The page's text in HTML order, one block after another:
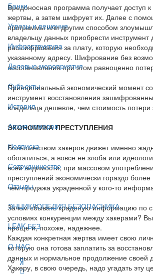
Банки
Угрозы и решения
Инфраструктура
Деловые мероприятия
Субъекты
История
Архив номеров
Подписка
Сотрудничество
Отзывы
ЭНЦИКЛОПЕДИЯ БЕЗОПАСНИКА
LEAK-БЕЗ
О НАС
Вредоносная программа получает доступ
жертвы, а затем шифрует их. Далее с
программы или другим способом
владельцу данных приобрести инструмент
расшифрования за плату, которую
указанному адресу. Шифрование без
восстановления при этом равноценно
Принципиальный экономический момент
инструмент восстановления
владельца дешевле, чем стоимость потери
ЭКОНОМИКА ПРЕСТУПЛЕНИЯ
Большинством хакеров движет именно
обогатиться, а вовсе не злоба или
всей видимости, при массовом
преступлений экономически гораздо
чем продажа украденной у кого-то
Зачем сбывать краденую информацию по
условиях конкуренции между хакерами?
проще и, похоже, надежнее.
Каждая конкретная жертва имеет свою
которую она готова заплатить за
данных и нормальное продолжение своей
Хакеру, в свою очередь, надо угадать эту